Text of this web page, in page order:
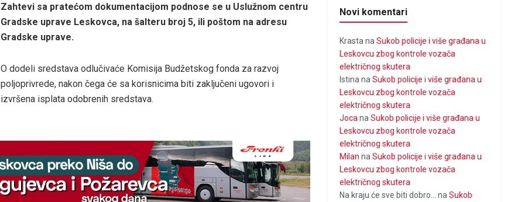
Zahtevi sa pratećom dokumentacijom podnose se u Uslužnom centru
Gradske uprave Leskovca, na šalteru broj 5, ili poštom na adresu
Gradske uprave.
O dodeli sredstava odlučivaće Komisija Budžetskog fonda za razvoj
poljoprivrede, nakon čega će sa korisnicima biti zaključeni ugovori i
izvršena isplata odobrenih sredstava.
Novi komentari
Krasta naSukob policije i više građana u
Leskovcu zbog kontrole vozača
električnog skutera
Istina naSukob policije i više građana u
Leskovcu zbog kontrole vozača
električnog skutera
Joca naSukob policije i više građana u
Leskovcu zbog kontrole vozača
električnog skutera
Milan naSukob policije i više građana u
Leskovcu zbog kontrole vozača
električnog skutera
Na kraju će sve biti dobro...
naSukob